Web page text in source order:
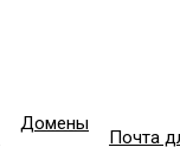
Домены
Почта